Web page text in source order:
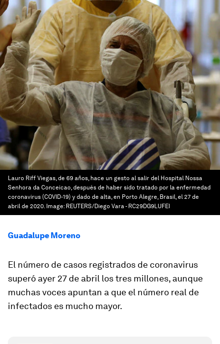
Lauro Riff Viegas, de 69 años, hace un gesto al salir del Hospital Nossa
Senhora da Conceicao, después de haber sido tratado por la enfermedad
coronavirus (COVID-19) y dado de alta, en Porto Alegre, Brasil, el 27 de
abril de 2020. Image: REUTERS/Diego Vara - RC29DG9LUFEI
Guadalupe Moreno
El número de casos registrados de coronavirus
superó ayer 27 de abril los tres millones, aunque
muchas voces apuntan a que el número real de
infectados es mucho mayor.